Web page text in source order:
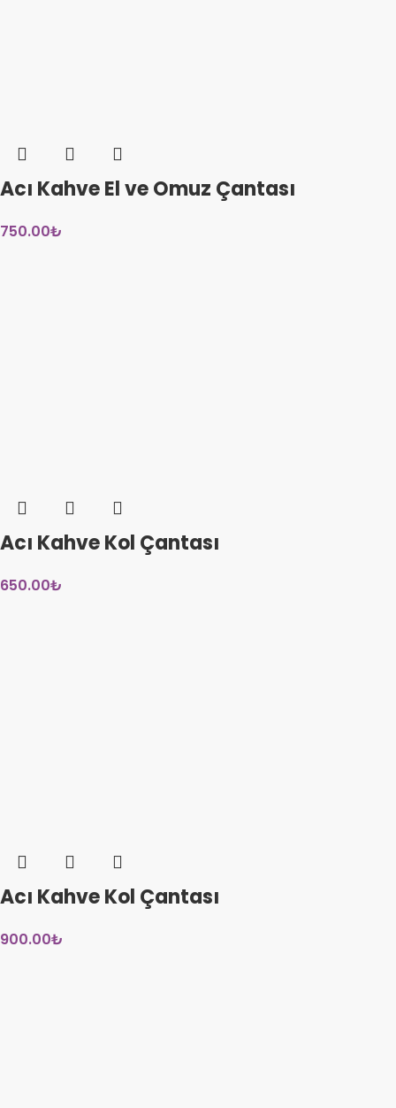
Acı Kahve El ve Omuz Çantası
750.00₺
Acı Kahve Kol Çantası
650.00₺
Acı Kahve Kol Çantası
900.00₺